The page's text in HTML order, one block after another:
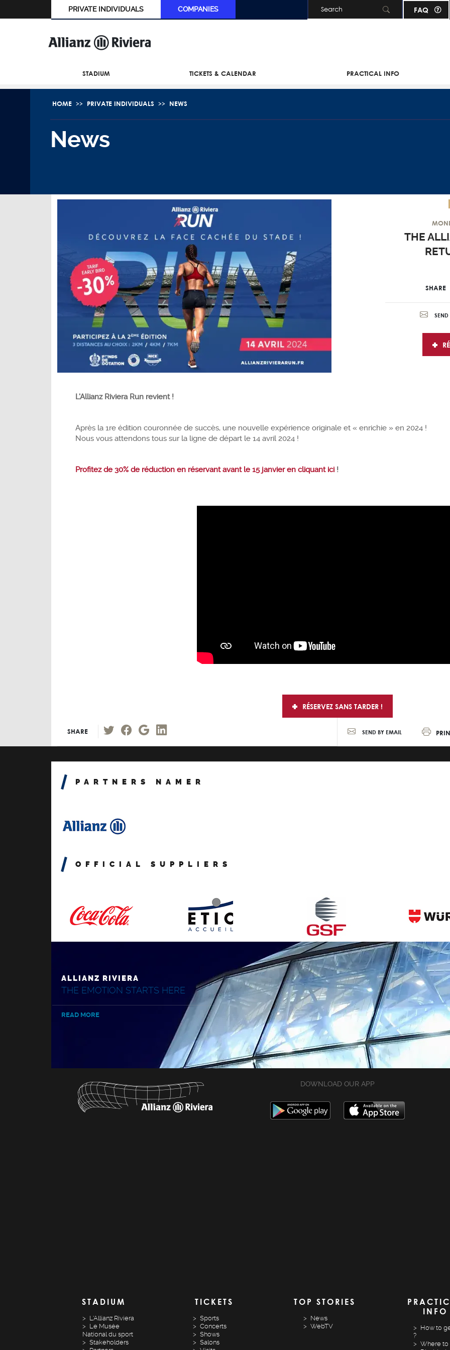
Skip to main content FAQ
PRIVATE INDIVIDUALS COMPANIES
STADIUM TICKETS & CALENDAR PRACTICAL INFO
HOME PRIVATE INDIVIDUALS NEWS
News
THE
SHARE
SEND
L'Allianz Riviera Run revient !
Après la 1re édition couronnée de succès, une nouvelle expérience originale et « enrichie » en 2024 !
Nous vous attendons tous sur la ligne de départ le 14 avril 2024 !
Profitez de 30% de réduction en réservant avant le 15 janvier en cliquant ici !
RÉSERVEZ SANS TARDER !
SHARE SEND BY EMAIL
PARTNERS NAMER
OFFICIAL SUPPLIERS
ALLIANZ RIVIERA
THE EMOTION STARTS HERE
READ MORE
DOWNLOAD OUR APP
STADIUM
L'Allianz Riviera
Le Musée
National du sport
Stakeholders
TICKETS
Sports
Concerts
Shows
Salons
TOP STORIES
News
WebTV
INFO
How to
?
Where to